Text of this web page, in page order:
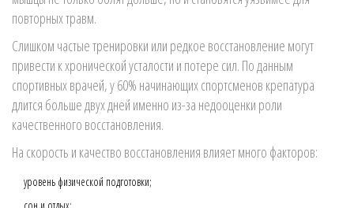
повторных травм.
Слишком частые тренировки или редкое восстановление могут
привести к хронической усталости и потере сил. По данным
спортивных врачей, у 60% начинающих спортсменов крепатура
длится больше двух дней именно из-за недооценки роли
качественного восстановления.
На скорость и качество восстановления влияет много факторов:
уровень физической подготовки;